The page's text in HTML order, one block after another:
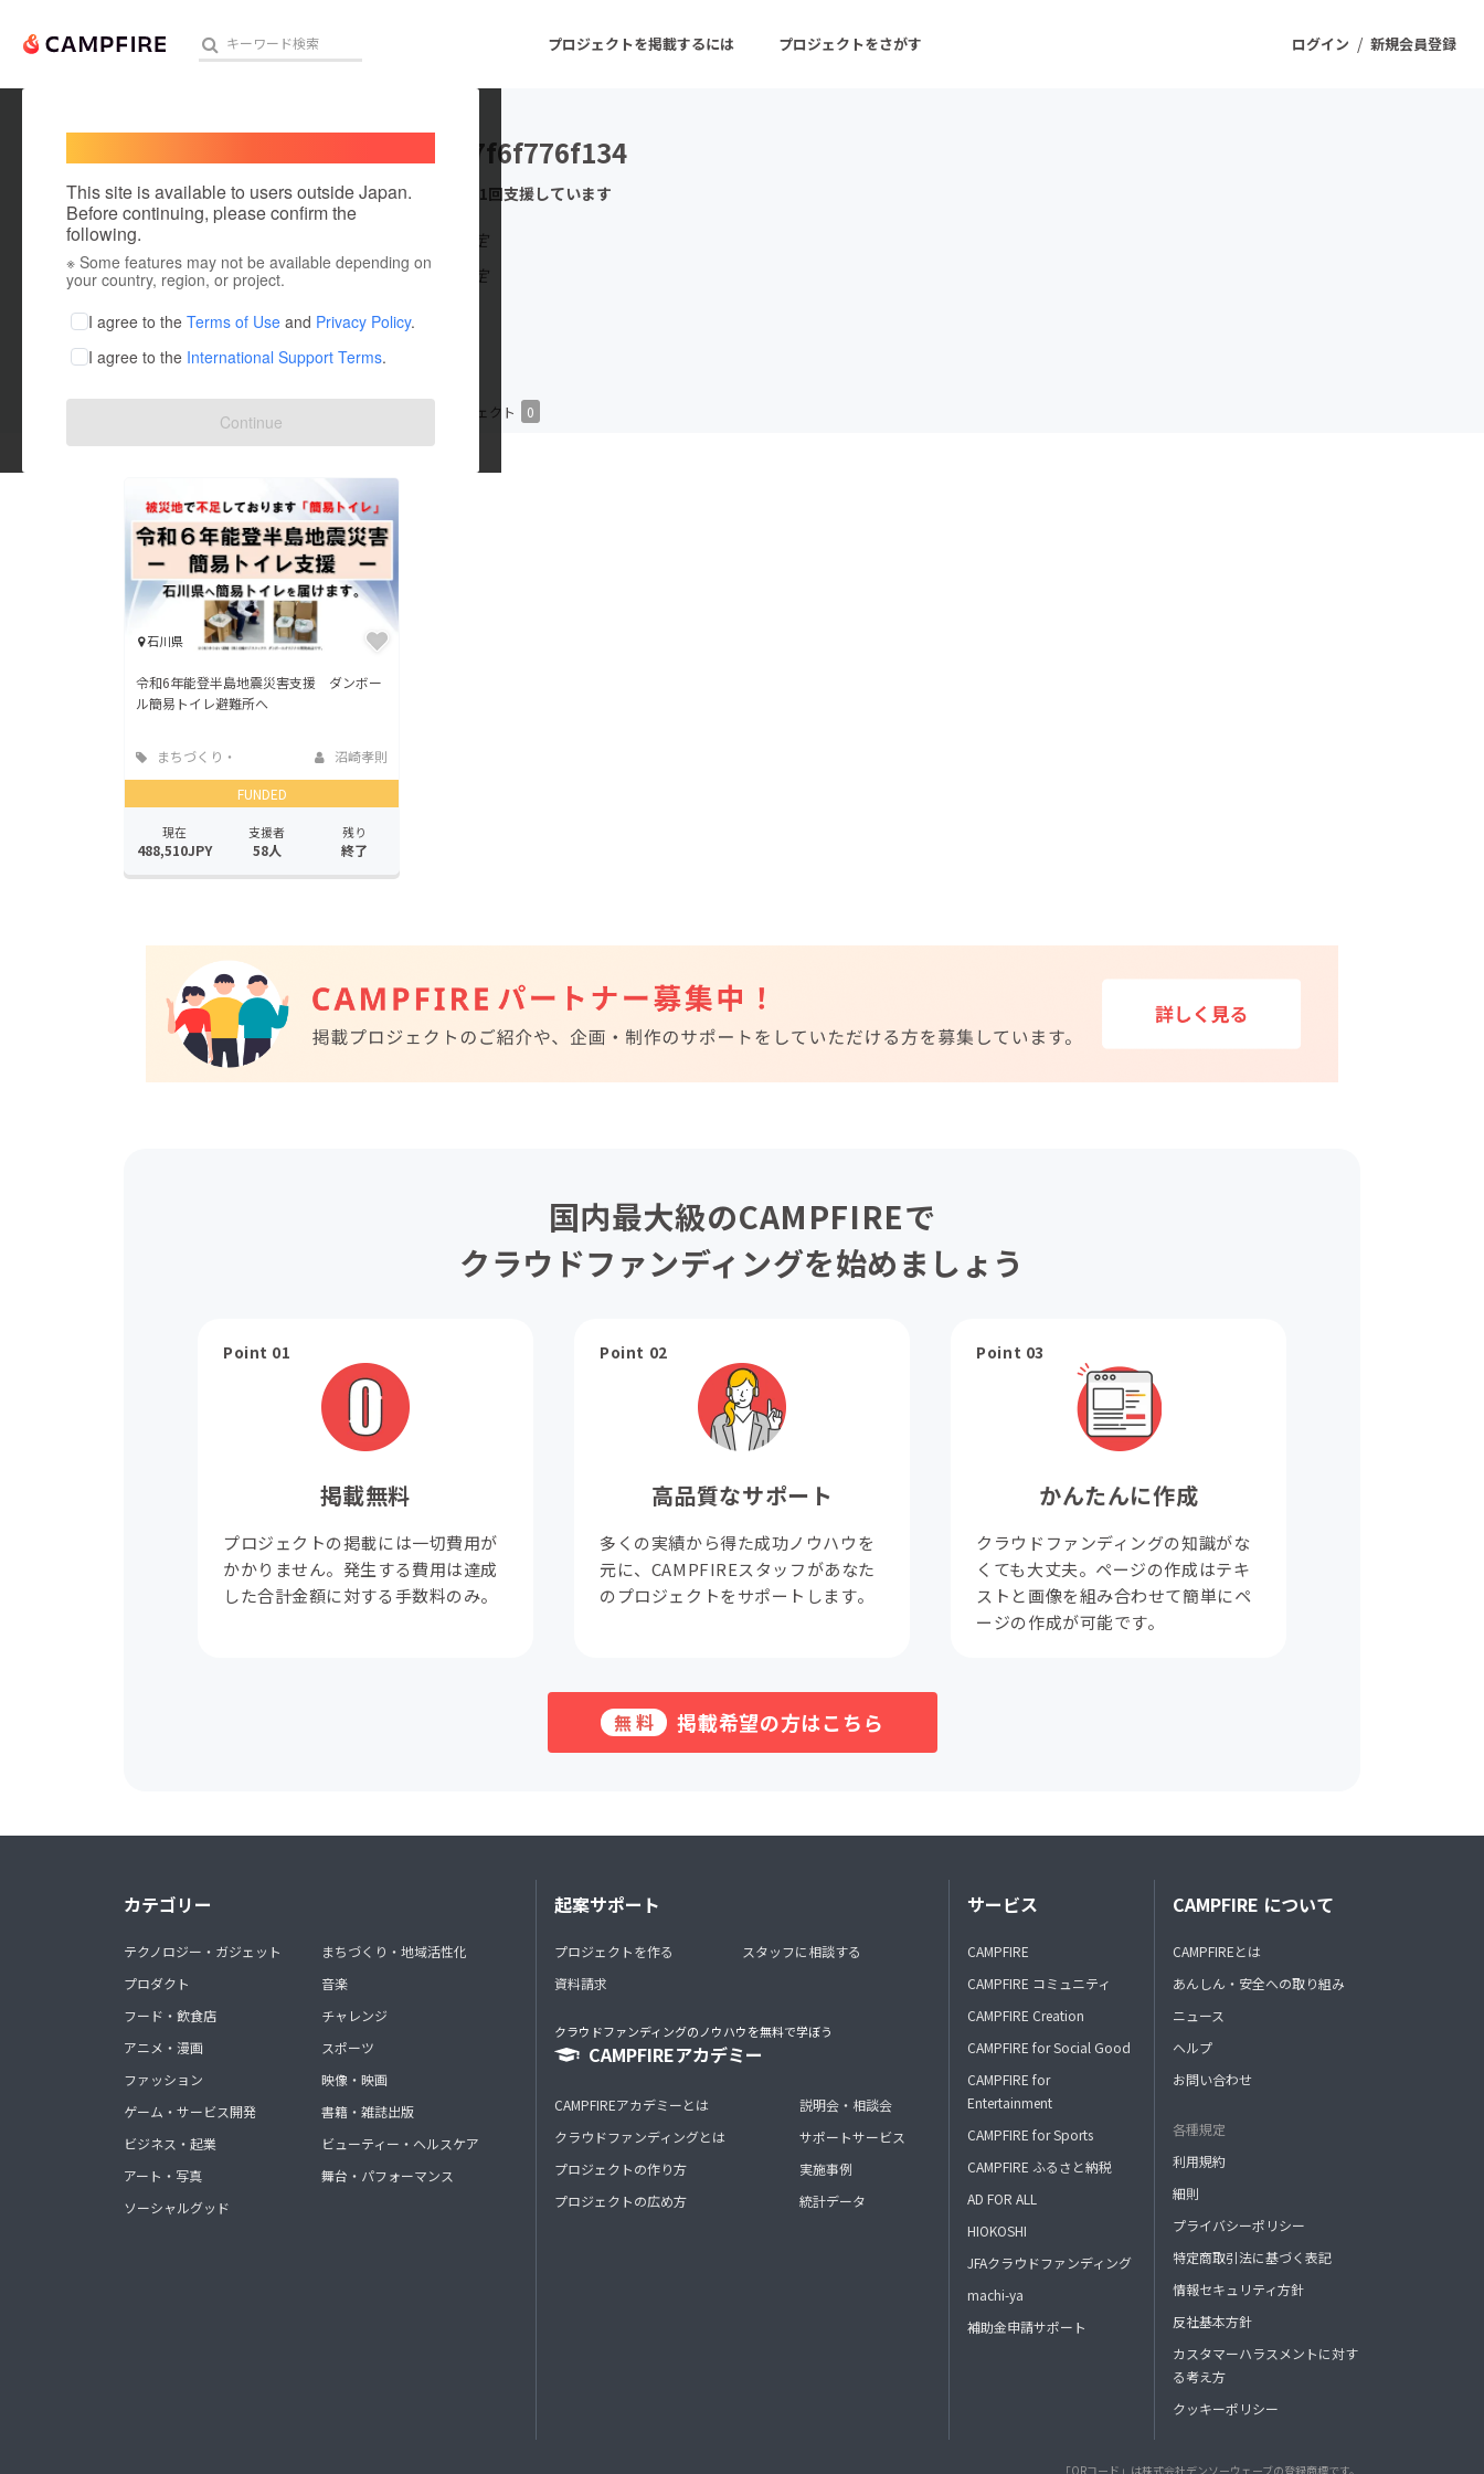
ログイン / 新規会員登録
プロジェクトを掲載するには プロジェクトをさがす
人気のプロジェクト 注目のリターン 注目の新着プロジェクト
アート・写真
テクノロジー・ガジェット
映像・映画
ビジネス・起業
チャレンジ
まちづくり・地域活性化
This site is available to users outside Japan.
Before continuing, please confirm the
following.
※ Some features may not be available depending on
your country, region, or project.
I agree to the Terms of Use and Privacy Policy.
I agree to the International Support Terms.
Continue
user_47f6f776f134
これまでに1回支援しています
在住国：未設定
出身国：未設定
プロジェクト 0
石川県
令和6年能登半島地震災害支援 ダンボー
ル簡易トイレ避難所へ
まちづくり・
沼崎孝則
FUNDED
現在
488,510JPY
支援者
58人
残り
終了
国内最大級のCAMPFIREで
クラウドファンディングを始めましょう
Point 01
掲載無料
プロジェクトの掲載には一切費用が
かかりません。発生する費用は達成
した合計金額に対する手数料のみ。
Point 02
高品質なサポート
多くの実績から得た成功ノウハウを
元に、CAMPFIREスタッフがあなた
のプロジェクトをサポートします。
Point 03
かんたんに作成
クラウドファンディングの知識がな
くても大丈夫。ページの作成はテキ
ストと画像を組み合わせて簡単にペ
ージの作成が可能です。
無料 掲載希望の方はこちら
カテゴリー
テクノロジー・ガジェット
プロダクト
フード・飲食店
アニメ・漫画
ファッション
ゲーム・サービス開発
ビジネス・起業
アート・写真
ソーシャルグッド
まちづくり・地域活性化
音楽
チャレンジ
スポーツ
映像・映画
書籍・雑誌出版
ビューティー・ヘルスケア
舞台・パフォーマンス
起案サポート
プロジェクトを作る
資料請求
スタッフに相談する
クラウドファンディングのノウハウを無料で学ぼう
CAMPFIREアカデミー
CAMPFIREアカデミーとは
クラウドファンディングとは
プロジェクトの作り方
プロジェクトの広め方
説明会・相談会
サポートサービス
実施事例
統計データ
サービス
CAMPFIRE
CAMPFIRE コミュニティ
CAMPFIRE Creation
CAMPFIRE for Social Good
CAMPFIRE for
Entertainment
CAMPFIRE for Sports
CAMPFIRE ふるさと納税
AD FOR ALL
HIOKOSHI
JFAクラウドファンディング
machi-ya
補助金申請サポート
CAMPFIRE について
CAMPFIREとは
あんしん・安全への取り組み
ニュース
ヘルプ
お問い合わせ
各種規定
利用規約
細則
プライバシーポリシー
特定商取引法に基づく表記
情報セキュリティ方針
反社基本方針
カスタマーハラスメントに対す
る考え方
クッキーポリシー
「QRコード」は株式会社デンソーウェーブの登録商標です。